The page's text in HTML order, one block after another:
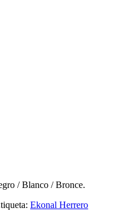
/ Blanco / Bronce.
Ekonal Herrero